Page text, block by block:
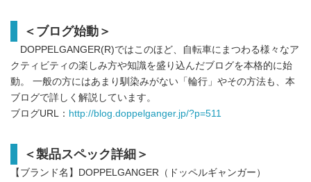
＜ブログ始動＞
DOPPELGANGER(R)ではこのほど、自転車にまつわる様々なア
クティビティの楽しみ方や知識を盛り込んだブログを本格的に始
動。 一般の方にはあまり馴染みがない「輪行」やその方法も、本
ブログで詳しく解説しています。
ブログURL： http://blog.doppelganger.jp/?p=511
＜製品スペック詳細＞
【ブランド名】DOPPELGANGER（ドッペルギャンガー）